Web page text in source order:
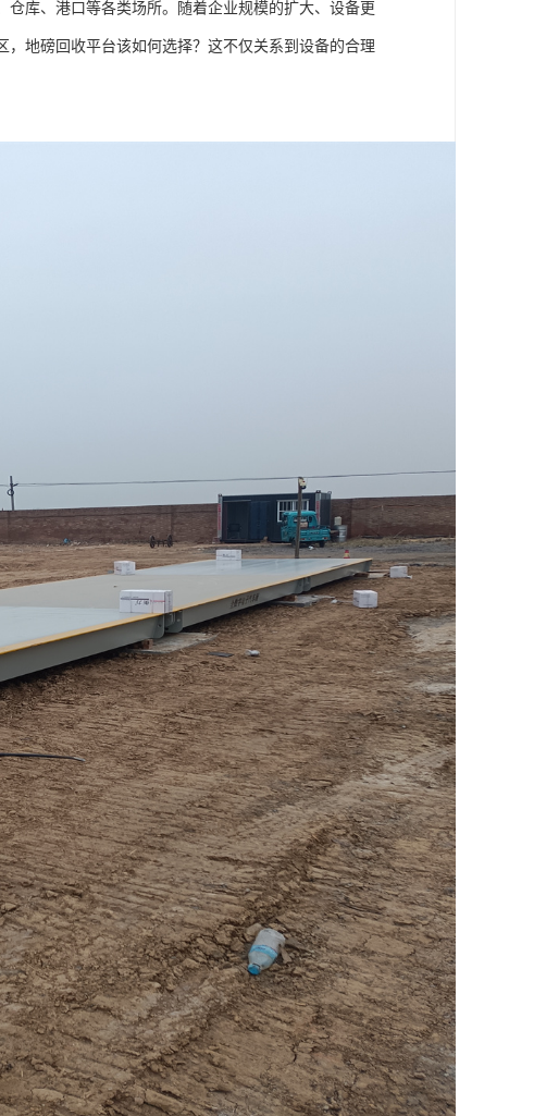
库、港口等各类场所。随着企业规模的扩大、设备更
地磅回收平台该如何选择？这不仅关系到设备的合理